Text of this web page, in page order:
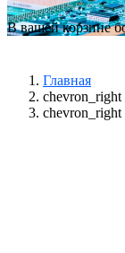
В вашей корзине
Главная
chevron_right
chevron_right